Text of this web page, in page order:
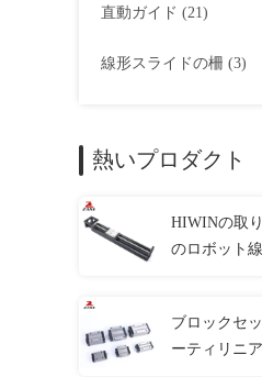
直動ガイド (21)
線形スライドの柵 (3)
熱いプロダクト
HIWINの取
のロボット
ブロックセ
ーティリニ